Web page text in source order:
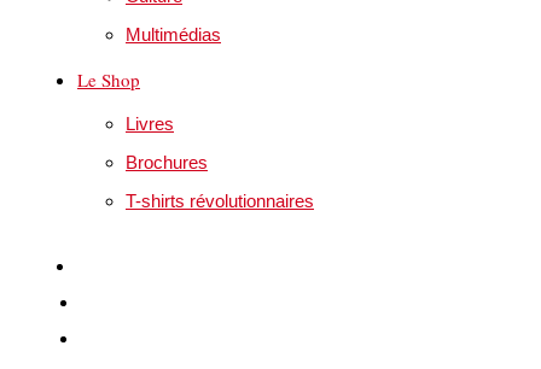
Multimédias
Le Shop
Livres
Brochures
T-shirts révolutionnaires